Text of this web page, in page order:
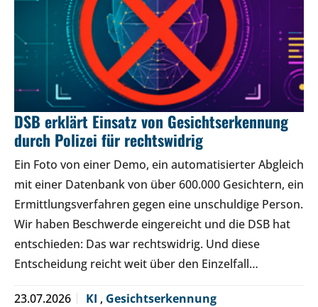
DSB erklärt Einsatz von Gesichtserkennung
durch Polizei für rechtswidrig
Ein Foto von einer Demo, ein automatisierter Abgleich
mit einer Datenbank von über 600.000 Gesichtern, ein
Ermittlungsverfahren gegen eine unschuldige Person.
Wir haben Beschwerde eingereicht und die DSB hat
entschieden: Das war rechtswidrig. Und diese
Entscheidung reicht weit über den Einzelfall…
23.07.2026 KI , Gesichtserkennung